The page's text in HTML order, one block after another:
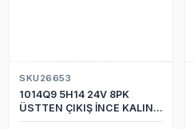
SKU26653
1014Q9 5H14 24V 8PK
ÜSTTEN ÇIKIŞ İNCE KALIN
(SANDEN) KLİMA